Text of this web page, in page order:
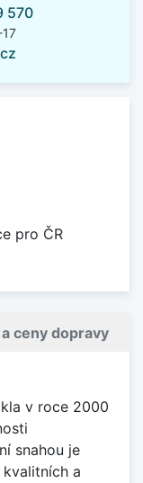
570
pro ČR
ceny dopravy
v roce 2000
snahou je
a